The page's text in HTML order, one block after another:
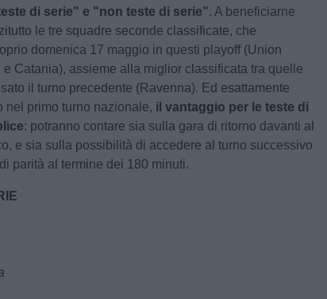
di serie" e "non teste di serie". A beneficiarne
le tre squadre seconde classificate, che
domenica 17 maggio in questi playoff (Union
e Catania), assieme alla miglior classificata tra quelle
il turno precedente (Ravenna). Ed esattamente
nel primo turno nazionale, il vantaggio per le teste di
: potranno contare sia sulla gara di ritorno davanti al
e sia sulla possibilità di accedere al turno successivo
parità al termine dei 180 minuti.